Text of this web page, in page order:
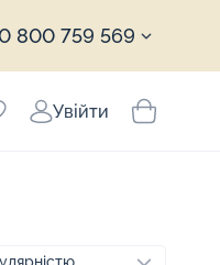
800 759 569
Увійти